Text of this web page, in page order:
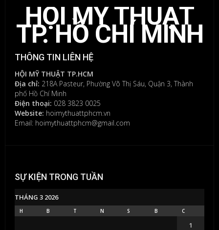
HỘI MỸ THUẬT
TP. HỒ CHÍ MINH
THÔNG TIN LIÊN HỆ
HỘI MỸ THUẬT TP.HCM
Địa chỉ: 218A Pasteur, Phường Võ Thị Sáu, Quận 3, Thành
phố Hồ Chí Minh
Điện thoại: 028 3823 0025
Website: hoimythuattphcm.vn
Email: hoimythuattphcm@gmail.com
SỰ KIỆN TRONG TUẦN
THÁNG 3 2026
H B T N S B C
1